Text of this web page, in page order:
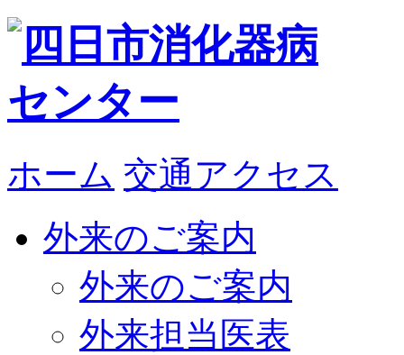
ホーム 交通アクセス
外来のご案内
外来のご案内
外来担当医表